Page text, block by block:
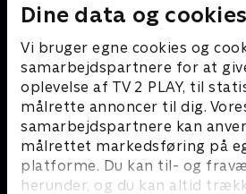
Dine data og cookies
Vi bruger egne cookies og
samarbejdspartnere for at
oplevelse af TV 2 PLAY, til
målrette annoncer til dig.
samarbejdspartnere kan
målrettet markedsføring på
platforme. Du kan til- og
herunder, og du kan altid
Klovn
Komedie • 11 sæsoner